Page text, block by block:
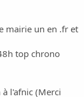
mairie un en .fr et
top chrono
l'afnic (Merci